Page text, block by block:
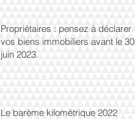
Propriétaires : pensez à déclarer
vos biens immobiliers avant le 30
juin 2023.
Le barème kilométrique 2022